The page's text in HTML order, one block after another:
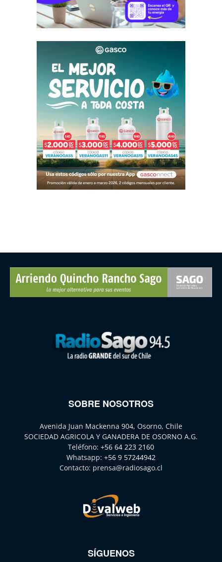
SOBRE NOSOTROS
Avenida Juan Mackenna 904, Osorno, Chile
SOCIEDAD AGRICOLA Y GANADERA DE OSORNO A.G.
Teléfono: +56 64 223 2160
Whatsapp: +56 9 57244942
Contacto: prensa@radiosago.cl
SÍGUENOS